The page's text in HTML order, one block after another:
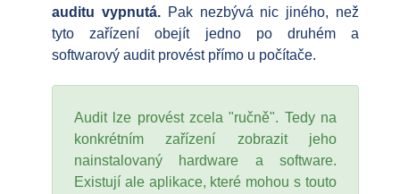
auditu vypnutá.Pak nezbývá nic jiného, než
tyto zařízení obejít jedno po druhém a
softwarový audit provést přímo u počítače.
Audit lze provést zcela "ručně". Tedy na
konkrétním zařízení zobrazit jeho
nainstalovaný hardware a software.
Existují ale aplikace, které mohou s touto